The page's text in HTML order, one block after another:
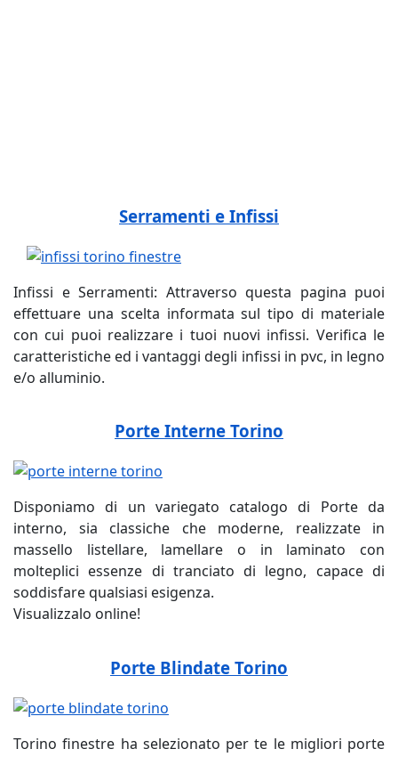
Serramenti e Infissi
Infissi e Serramenti: Attraverso questa pagina puoi
effettuare una scelta informata sul tipo di materiale
con cui puoi realizzare i tuoi nuovi infissi. Verifica le
caratteristiche ed i vantaggi degli infissi in pvc, in legno
e/o alluminio.
Porte Interne Torino
Disponiamo di un variegato catalogo di Porte da
interno, sia classiche che moderne, realizzate in
massello listellare, lamellare o in laminato con
molteplici essenze di tranciato di legno, capace di
soddisfare qualsiasi esigenza.
Visualizzalo online!
Porte Blindate Torino
Torino finestre ha selezionato per te le migliori porte